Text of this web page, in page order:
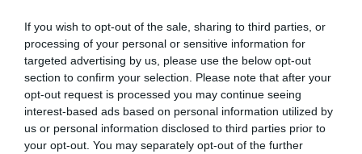
If you wish to opt-out of the sale, sharing to third parties, or
processing of your personal or sensitive information for
targeted advertising by us, please use the below opt-out
section to confirm your selection. Please note that after your
opt-out request is processed you may continue seeing
interest-based ads based on personal information utilized by
us or personal information disclosed to third parties prior to
your opt-out. You may separately opt-out of the further
80 de kg de droguri sub sechestru la Ventimiglia.
Trei români arestați
Roma, la 20 de ani traficant „angro” cu droguri.
Prins cu 3 kg de marijuana